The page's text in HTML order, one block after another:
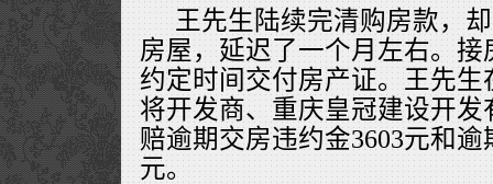
王先生陆续完清购房款，
房屋，延迟了一个月左右。
约定时间交付房产证。王先
将开发商、重庆皇冠建设开
赔逾期交房违约金3603元和逾
元。